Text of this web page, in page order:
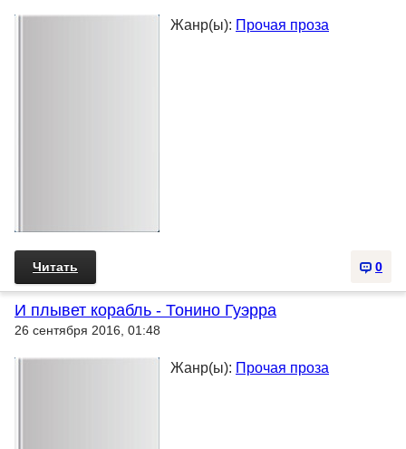
Жанр(ы): Прочая проза
0
Читать
И плывет корабль - Тонино Гуэрра
26 сентября 2016, 01:48
Жанр(ы): Прочая проза